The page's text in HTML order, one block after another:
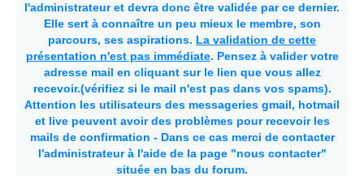
l'administrateur et devra donc être validée par ce dernier.
Elle sert à connaître un peu mieux le membre, son
parcours, ses aspirations. La validation de cette
présentation n'est pas immédiate. Pensez à valider votre
adresse mail en cliquant sur le lien que vous allez
recevoir.(vérifiez si le mail n'est pas dans vos spams).
Attention les utilisateurs des messageries gmail, hotmail
et live peuvent avoir des problèmes pour recevoir les
mails de confirmation - Dans ce cas merci de contacter
l'administrateur à l'aide de la page "nous contacter"
située en bas du forum.